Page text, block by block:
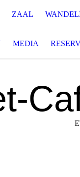
ZAAL
MEDIA